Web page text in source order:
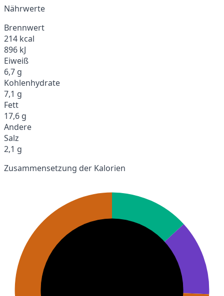
Nährwerte
Brennwert
214 kcal
896 kJ
Eiweiß
6,7 g
Kohlenhydrate
7,1 g
Fett
17,6 g
Andere
Salz
2,1 g
Zusammensetzung der Kalorien